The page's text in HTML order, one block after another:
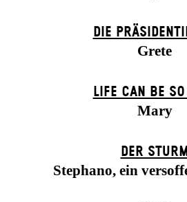
DIE
Grete
LIFE CAN BE
Mary
DER
Stephano, ein